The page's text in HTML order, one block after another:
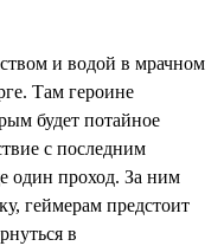
и водой в мрачном
Там героине
будет потайное
с последним
один проход. За ним
геймерам предстоит
в